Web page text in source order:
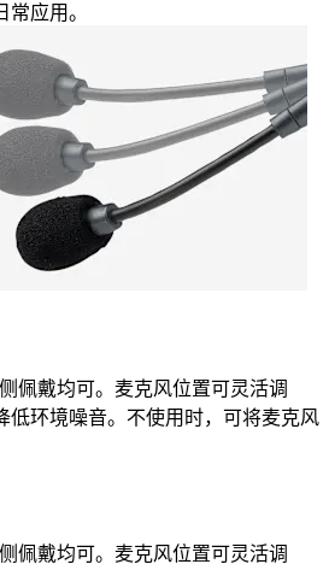
应用。
佩戴均可。麦克风位置可灵活调
低环境噪音。不使用时，可将麦克风
佩戴均可。麦克风位置可灵活调